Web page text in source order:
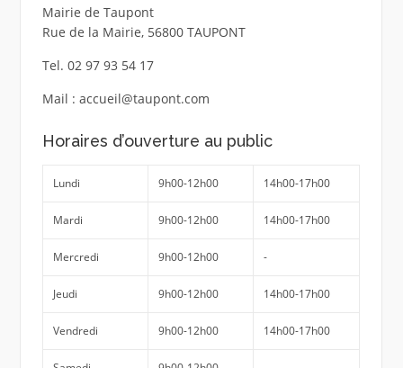
Mairie de Taupont
Rue de la Mairie, 56800 TAUPONT
Tel. 02 97 93 54 17
Mail : accueil@taupont.com
Horaires d’ouverture au public
Lundi 9h00-12h00 14h00-17h00
Mardi 9h00-12h00 14h00-17h00
Mercredi 9h00-12h00 -
Jeudi 9h00-12h00 14h00-17h00
Vendredi 9h00-12h00 14h00-17h00